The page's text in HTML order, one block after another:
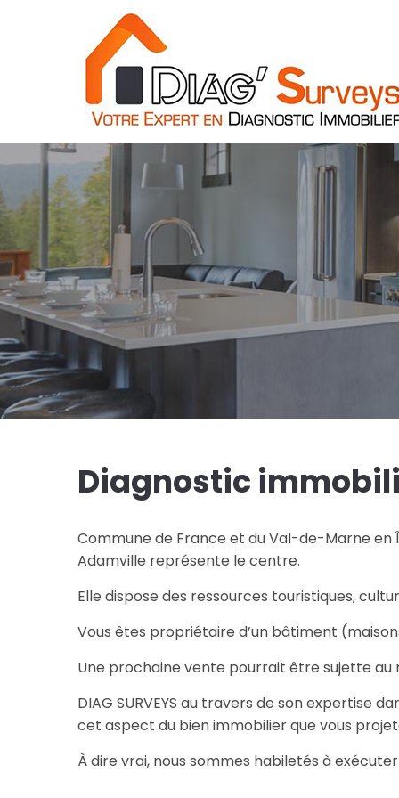
Diagnostic
Commune de France et du Val-de-Marne
Adamville représente le centre.
Elle dispose des ressources touristiques,
Vous êtes propriétaire d’un bâtiment
Une prochaine vente pourrait être sujette
DIAG SURVEYS au travers de son expertise
cet aspect du bien immobilier que vous
À dire vrai, nous sommes habiletés à